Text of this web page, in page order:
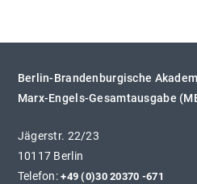
Berlin-Brandenburgische
Marx-Engels-Gesamtausgabe
Jägerstr. 22/23
10117 Berlin
Telefon:+49 (0)30 20370 -671